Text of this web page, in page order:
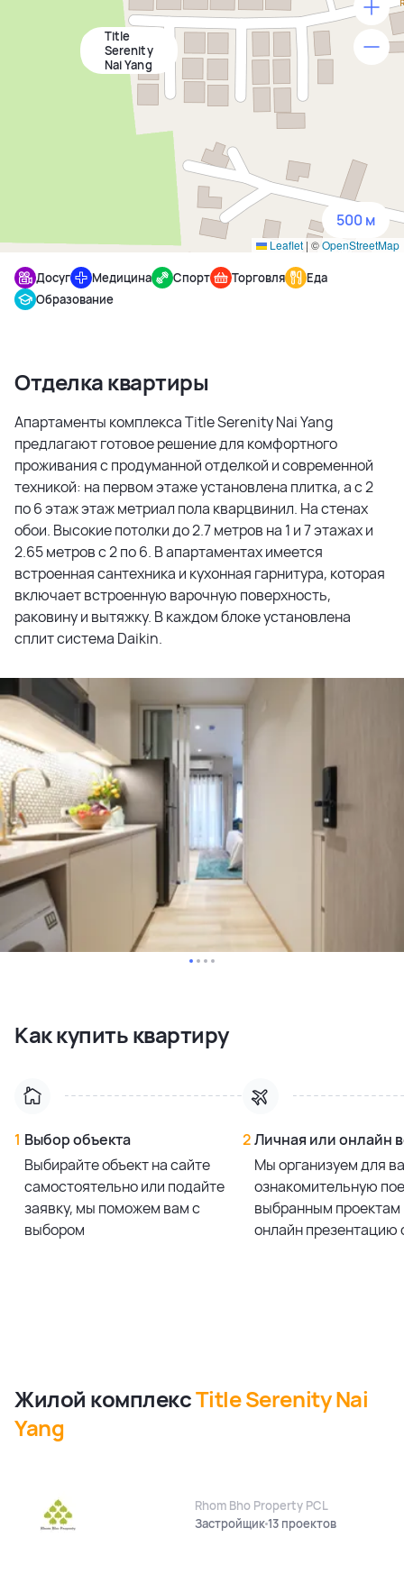
Title
Serenity
Nai Yang
Leaflet | ©OpenStreetMap
500 м
500 м
1500 м
5 км
Досуг Медицина Спорт Торговля
Еда
Образование
Отделка квартиры
Апартаменты комплекса Title Serenity Nai Yang
предлагают готовое решение для комфортного
проживания с продуманной отделкой и современной
техникой: на первом этаже установлена плитка, а с 2
по 6 этаж этаж метриал пола кварцвинил. На стенах
обои. Высокие потолки до 2.7 метров на 1 и 7 этажах и
2.65 метров с 2 по 6. В апартаментах имеется
встроенная сантехника и кухонная гарнитура, которая
включает встроенную варочную поверхность,
раковину и вытяжку. В каждом блоке установлена
сплит система Daikin.
Как купить квартиру
1 Выбор объекта
Выбирайте объект на сайте
самостоятельно или подайте
заявку, мы поможем вам с
выбором
2Личная или онлайн
Мы организуем для
ознакомительную
выбранным проектам
онлайн презентацию
Жилой комплексTitle Serenity Nai
Yang
Rhom Bho Property PCL
Застройщик13 проектов